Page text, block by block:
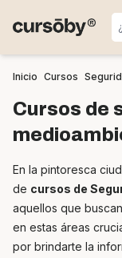
Inicio Cursos
Cursos de
En la pintoresca
de cursos de
aquellos que
en estas áreas
por brindarte la